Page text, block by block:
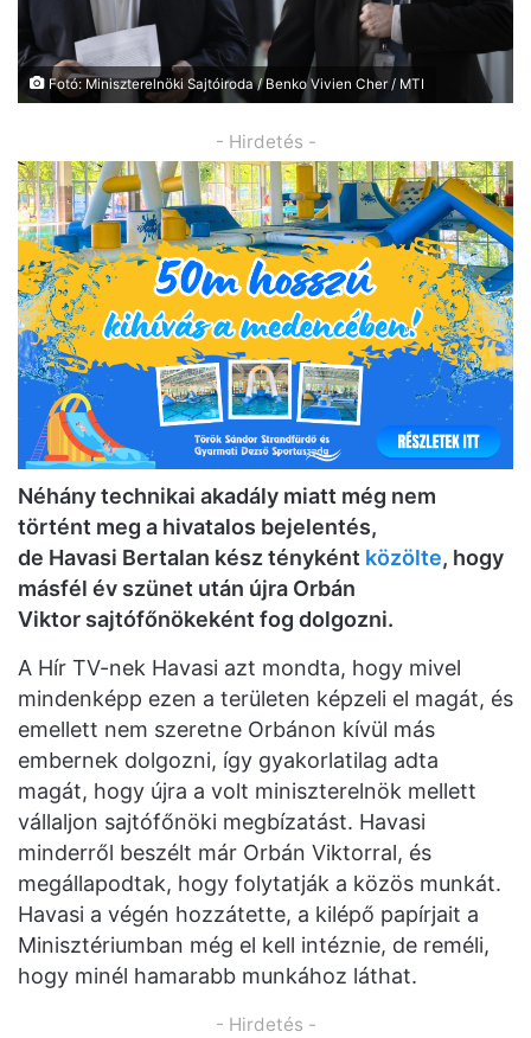
Fotó: Miniszterelnöki Sajtóiroda / Benko Vivien Cher / MTI
- Hirdetés -
Néhány technikai akadály miatt még nem
történt meg a hivatalos bejelentés,
de Havasi Bertalan kész tényként közölte, hogy
másfél év szünet után újra Orbán
Viktor sajtófőnökeként fog dolgozni.
A Hír TV-nek Havasi azt mondta, hogy mivel
mindenképp ezen a területen képzeli el magát, és
emellett nem szeretne Orbánon kívül más
embernek dolgozni, így gyakorlatilag adta
magát, hogy újra a volt miniszterelnök mellett
vállaljon sajtófőnöki megbízatást. Havasi
minderről beszélt már Orbán Viktorral, és
megállapodtak, hogy folytatják a közös munkát.
Havasi a végén hozzátette, a kilépő papírjait a
Minisztériumban még el kell intéznie, de reméli,
hogy minél hamarabb munkához láthat.
- Hirdetés -